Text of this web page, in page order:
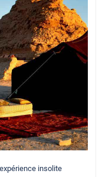
insolite